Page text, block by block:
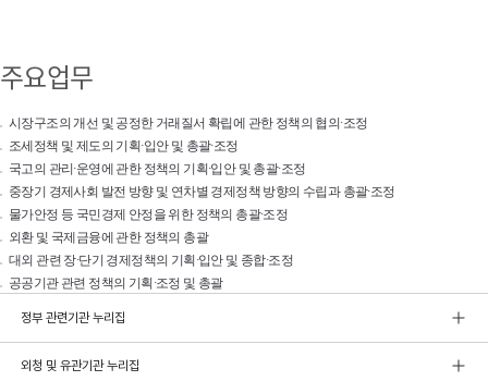
주요업무
시장구조의 개선 및 공정한 거래질서 확립에 관한 정책의 협의·조정
조세정책 및 제도의 기획·입안 및 총괄·조정
국고의 관리·운영에 관한 정책의 기획·입안 및 총괄·조정
중장기 경제사회 발전 방향 및 연차별 경제정책 방향의 수립과 총괄·조정
물가안정 등 국민경제 안정을 위한 정책의 총괄·조정
외환 및 국제금융에 관한 정책의 총괄
대외 관련 장·단기 경제정책의 기획·입안 및 종합·조정
공공기관 관련 정책의 기획·조정 및 총괄
정부 관련기관 누리집
외청 및 유관기관 누리집